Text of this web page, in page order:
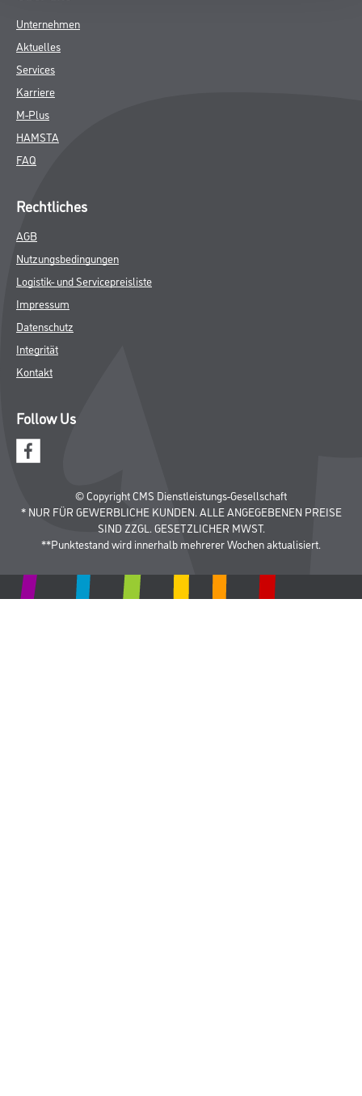
Unternehmen
Aktuelles
Services
Karriere
M-Plus
HAMSTA
FAQ
Rechtliches
AGB
Nutzungsbedingungen
Logistik- und Servicepreisliste
Impressum
Datenschutz
Integrität
Kontakt
Follow Us
© Copyright CMS Dienstleistungs-Gesellschaft
* NUR FÜR GEWERBLICHE KUNDEN. ALLE ANGEGEBENEN PREISE
SIND ZZGL. GESETZLICHER MWST.
**Punktestand wird innerhalb mehrerer Wochen aktualisiert.